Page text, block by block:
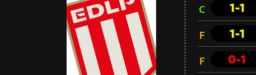
C 1-1
F 1-1
F 0-1